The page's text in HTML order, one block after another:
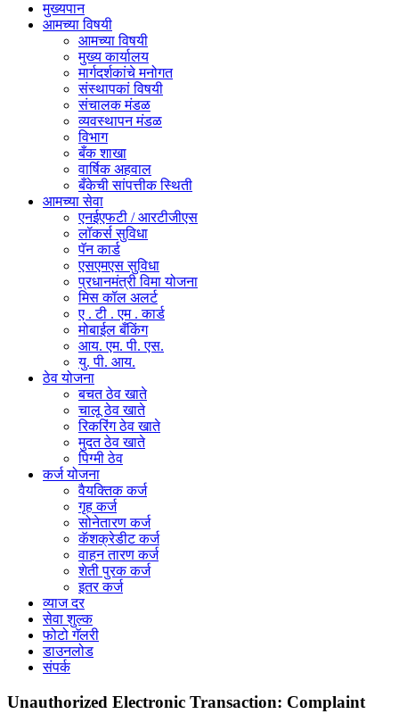
मुख्यपान
आमच्या विषयी
आमच्या विषयी
मुख्य कार्यालय
मार्गदर्शकांचे मनोगत
संस्थापकां विषयी
संचालक मंडळ
व्यवस्थापन मंडळ
विभाग
बँक शाखा
वार्षिक अहवाल
बँकेची सांपत्तीक स्थिती
आमच्या सेवा
एनईएफटी / आरटीजीएस
लॉकर्स सुविधा
पॅन कार्ड
एसएमएस सुविधा
प्रधानमंत्री विमा योजना
मिस कॉल अलर्ट
ए . टी . एम . कार्ड
मोबाईल बँकिंग
आय. एम. पी. एस.
यु. पी. आय.
ठेव योजना
बचत ठेव खाते
चालू ठेव खाते
रिकरिंग ठेव खाते
मुदत ठेव खाते
पिग्मी ठेव
कर्ज योजना
वैयक्तिक कर्ज
गृह कर्ज
सोनेतारण कर्ज
कॅशक्रेडीट कर्ज
वाहन तारण कर्ज
शेती पुरक कर्ज
इतर कर्ज
व्याज दर
सेवा शुल्क
फोटो गॅलरी
डाउनलोड
संपर्क
Unauthorized Electronic Transaction: Complaint